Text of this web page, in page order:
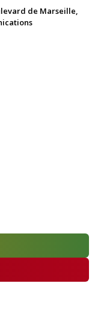
de Marseille,